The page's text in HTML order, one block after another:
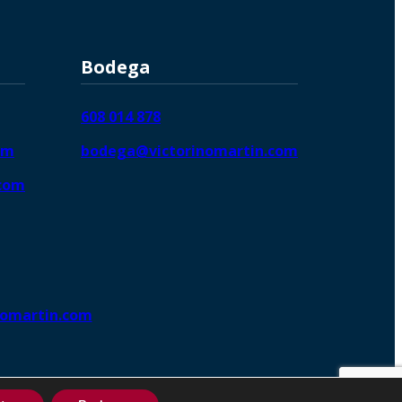
Bodega
608 014 878
bodega@victorinomartin.com
DigitalGrowthⓇ